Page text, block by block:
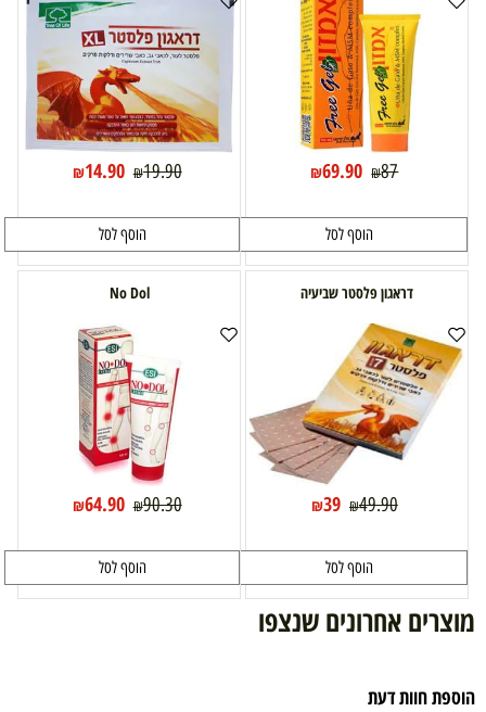
₪87
₪69.90
הוסף לסל
₪19.90
₪14.90
הוסף לסל
דראגון פלסטר שביעיה
₪49.90
₪39
הוסף לסל
No Dol
₪90.30
₪64.90
הוסף לסל
מוצרים אחרונים שנצפו
הוספת חוות דעת